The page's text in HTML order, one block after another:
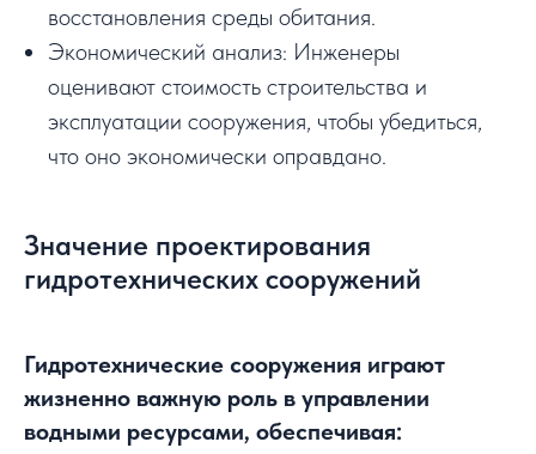
восстановления среды обитания.
Экономический анализ: Инженеры
оценивают стоимость строительства и
эксплуатации сооружения, чтобы убедиться,
что оно экономически оправдано.
Значение проектирования
гидротехнических сооружений
Гидротехнические сооружения играют
жизненно важную роль в управлении
водными ресурсами, обеспечивая: